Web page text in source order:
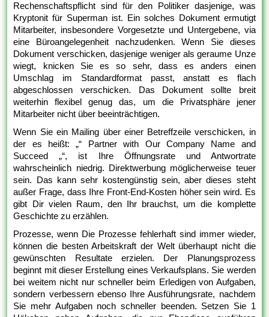
Rechenschaftspflicht sind für den Politiker dasjenige, was
Kryptonit für Superman ist. Ein solches Dokument ermutigt
Mitarbeiter, insbesondere Vorgesetzte und Untergebene, via
eine Büroangelegenheit nachzudenken. Wenn Sie dieses
Dokument verschicken, dasjenige weniger als geraume Unze
wiegt, knicken Sie es so sehr, dass es anders einen
Umschlag im Standardformat passt, anstatt es flach
abgeschlossen verschicken. Das Dokument sollte breit
weiterhin flexibel genug das, um die Privatsphäre jener
Mitarbeiter nicht über beeinträchtigen.
Wenn Sie ein Mailing über einer Betreffzeile verschicken, in
der es heißt: „“ Partner with Our Company Name and
Succeed „“, ist Ihre Öffnungsrate und Antwortrate
wahrscheinlich niedrig. Direktwerbung möglicherweise teuer
sein. Das kann sehr kostengünstig sein, aber dieses steht
außer Frage, dass Ihre Front-End-Kosten höher sein wird. Es
gibt Dir vielen Raum, den Ihr brauchst, um die komplette
Geschichte zu erzählen.
Prozesse, wenn Die Prozesse fehlerhaft sind immer wieder,
können die besten Arbeitskraft der Welt überhaupt nicht die
gewünschten Resultate erzielen. Der Planungsprozess
beginnt mit dieser Erstellung eines Verkaufsplans. Sie werden
bei weitem nicht nur schneller beim Erledigen von Aufgaben,
sondern verbessern ebenso Ihre Ausführungsrate, nachdem
Sie mehr Aufgaben noch schneller beenden. Setzen Sie 1